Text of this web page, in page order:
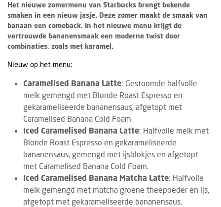
Het nieuwe zomermenu van Starbucks brengt bekende
smaken in een nieuw jasje. Deze zomer maakt de smaak van
banaan een comeback. In het nieuwe menu krijgt de
vertrouwde bananensmaak een moderne twist door
combinaties, zoals met karamel.
Nieuw op het menu:
Caramelised Banana Latte: Gestoomde halfvolle
melk gemengd met Blonde Roast Espresso en
gekarameliseerde bananensaus, afgetopt met
Caramelised Banana Cold Foam.
Iced Caramelised Banana Latte: Halfvolle melk met
Blonde Roast Espresso en gekarameliseerde
bananensaus, gemengd met ijsblokjes en afgetopt
met Caramelised Banana Cold Foam.
Iced Caramelised Banana Matcha Latte: Halfvolle
melk gemengd met matcha groene theepoeder en ijs,
afgetopt met gekarameliseerde bananensaus.